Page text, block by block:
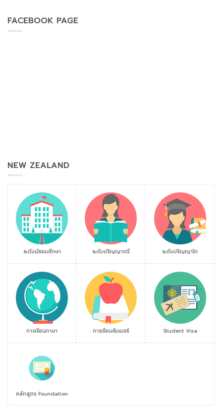
FACEBOOK PAGE
NEW ZEALAND
ระดับมัธยมศึกษา ระดับปริญญาตรี ระดับปริญญาโท
การเรียนภาษา การเรียนซัมเมอร์ Student Visa
หลักสูตร Foundation